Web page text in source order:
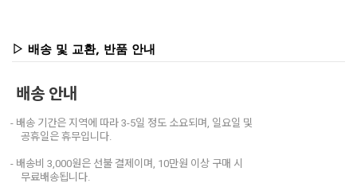
▷ 배송 및 교환, 반품 안내
배송 안내
- 배송 기간은 지역에 따라 3-5일 정도 소요되며, 일요일 및
공휴일은 휴무입니다.
- 배송비 3,000원은 선불 결제이며, 10만원 이상 구매 시
무료배송됩니다.